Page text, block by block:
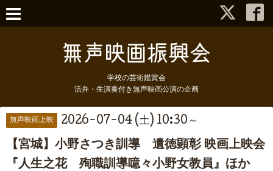
学校の芸術鑑賞会
活弁・生演奏付き無声映画公演の企画
無声映画上映 2026-07-04 (土) 10:30～
【宮城】小野さつき訓導 遺徳顕彰 映画上映会
『人生之花 殉職訓導噫々小野女教員』ほか